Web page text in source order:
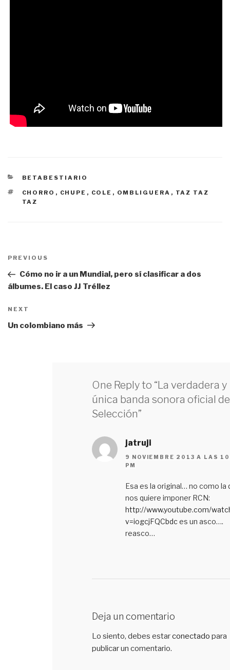
CATEGORÍAS
BETABESTIARIO
ETIQUETAS
CHORRO , CHUPE , COLE , OMBLIGUERA , TAZ TAZ
TAZ
Navegación
entradas
Previous
Post
PREVIOUS
Cómo no ir a un Mundial, pero sí clasificar a dos
álbumes. El caso JJ Tréllez
Next
Post
NEXT
Un colombiano más
One Reply to “La verdadera y
única banda sonora oficial
Selección”
jatruji
9 NOVIEMBRE 2013 A LAS
PM
Esa es la original… no como la
nos quiere imponer RCN:
http://www.youtube.com/
v=iogcjFQCbdc es un asco….
reasco…
Deja un comentario
Lo siento, debes estarconectado para
publicar un comentario.